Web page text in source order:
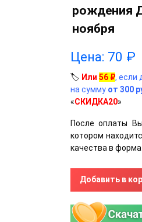
рождения
ноября
Цена: 70 ₽
🏷️ Или 56 ₽, если
на сумму от 300
«СКИДКА20»
После оплаты
котором
качества в
Количество
Добавить в